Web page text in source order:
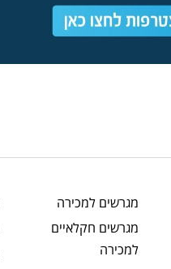
מגרשים למכירה
מגרשים חקלאיים
למכירה